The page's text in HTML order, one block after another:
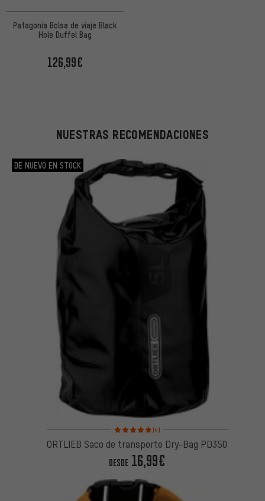
Patagonia Bolsa de viaje Black
Hole Duffel Bag
126,99€
NUESTRAS RECOMENDACIONES
DE NUEVO EN STOCK
Valoración media: 5 de 5 basada en 4 reseñas
(4)
ORTLIEB Saco de transporte Dry-Bag PD350
DESDE16,99€